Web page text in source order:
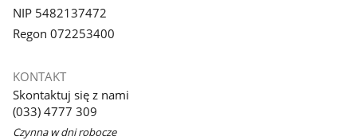
NIP 5482137472
Regon 072253400
KONTAKT
Skontaktuj się z nami
(033) 4777 309
Czynna w dni robocze